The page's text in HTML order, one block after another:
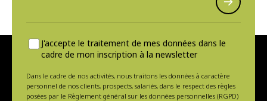
J'accepte le traitement de mes données dans le
cadre de mon inscription à la newsletter
Dans le cadre de nos activités, nous traitons les données à caractère
personnel de nos clients, prospects, salariés, dans le respect des règles
posées par le Règlement général sur les données personnelles (RGPD)